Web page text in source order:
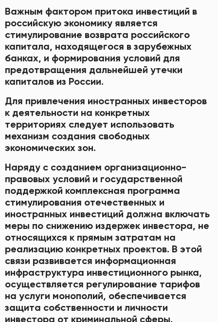
Важным фактором притока инвестиций в
российскую экономику является
стимулирование возврата российского
капитала, находящегося в зарубежных
банках, и формирования условий для
предотвращения дальнейшей утечки
капиталов из России.
Для привлечения иностранных инвесторов
к деятельности на конкретных
территориях следует использовать
механизм создания свободных
экономических зон.
Наряду с созданием организационно-
правовых условий и государственной
поддержкой комплексная программа
стимулирования отечественных и
иностранных инвестиций должна включать
меры по снижению издержек инвестора, не
относящихся к прямым затратам на
реализацию конкретных проектов. В этой
связи развивается информационная
инфраструктура инвестиционного рынка,
осуществляется регулирование тарифов
на услуги монополий, обеспечивается
защита собственности и личности
инвестора от криминальной сферы.